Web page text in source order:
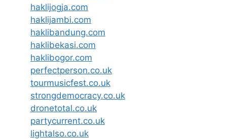
haklijogja.com
haklijambi.com
haklibandung.com
haklibekasi.com
haklibogor.com
perfectperson.co.uk
tourmusicfest.co.uk
strongdemocracy.co.uk
dronetotal.co.uk
partycurrent.co.uk
lightalso.co.uk